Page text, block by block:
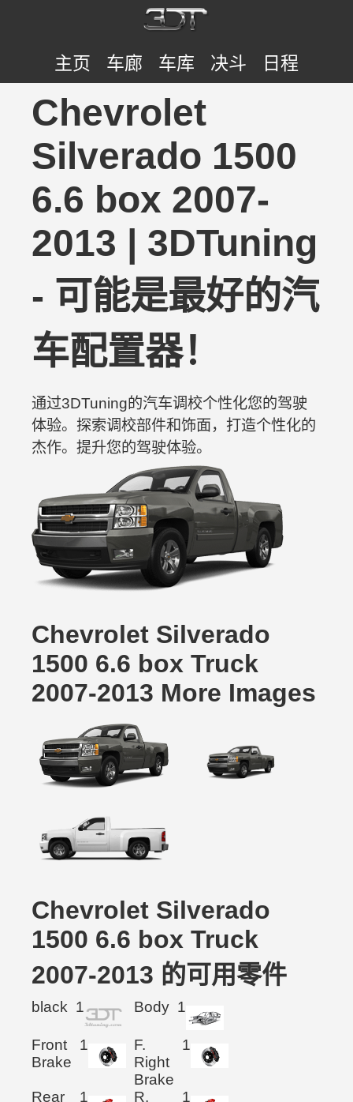
主页 车廊 车库 决斗 日程
Chevrolet
Silverado 1500
6.6 box 2007-
2013 | 3DTuning
- 可能是最好的汽
车配置器！
通过3DTuning的汽车调校个性化您的驾驶
体验。探索调校部件和饰面，打造个性化的
杰作。提升您的驾驶体验。
Chevrolet Silverado
1500 6.6 box Truck
2007-2013 More Images
Chevrolet Silverado
1500 6.6 box Truck
2007-2013 的可用零件
black 1 Body 1
Front
Brake
1
F.
Right
Brake
1
Rear
1
R.
1